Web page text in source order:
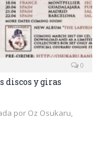
0
discos y giras
por Oz Osukaru,